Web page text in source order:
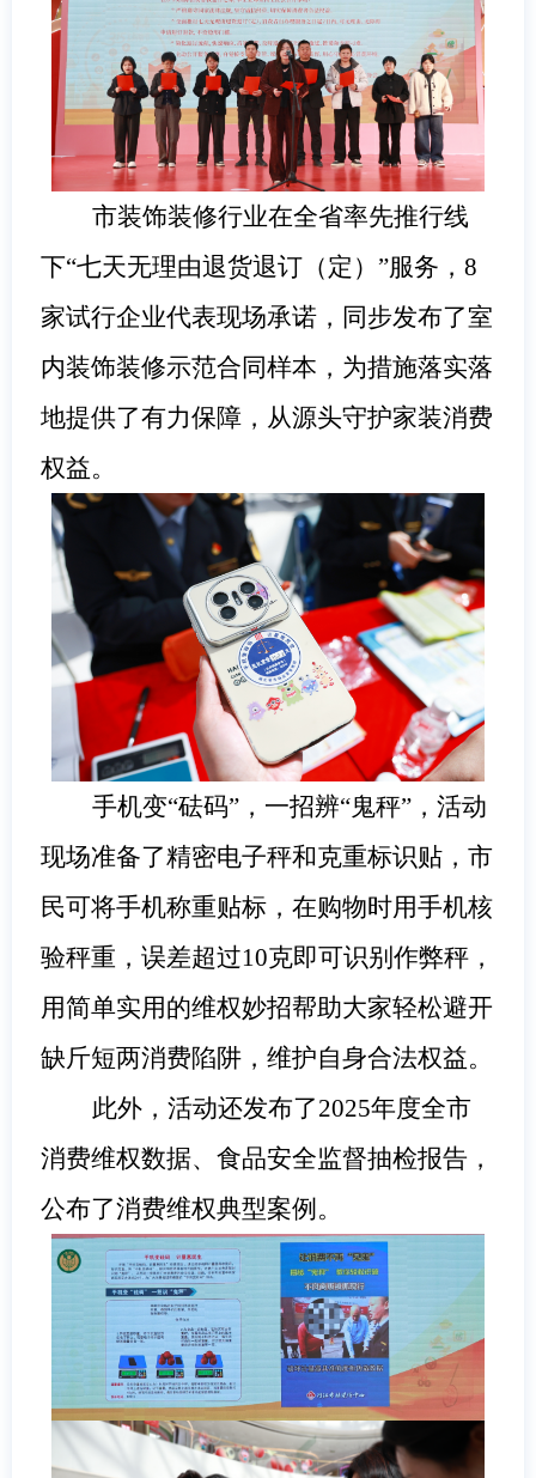
市装饰装修行业在全省率先推行线
下“七天无理由退货退订（定）”服务，8
家试行企业代表现场承诺，同步发布了室
内装饰装修示范合同样本，为措施落实落
地提供了有力保障，从源头守护家装消费
权益。
手机变“砝码”，一招辨“鬼秤”，活动
现场准备了精密电子秤和克重标识贴，市
民可将手机称重贴标，在购物时用手机核
验秤重，误差超过10克即可识别作弊秤，
用简单实用的维权妙招帮助大家轻松避开
缺斤短两消费陷阱，维护自身合法权益。
此外，活动还发布了2025年度全市
消费维权数据、食品安全监督抽检报告，
公布了消费维权典型案例。